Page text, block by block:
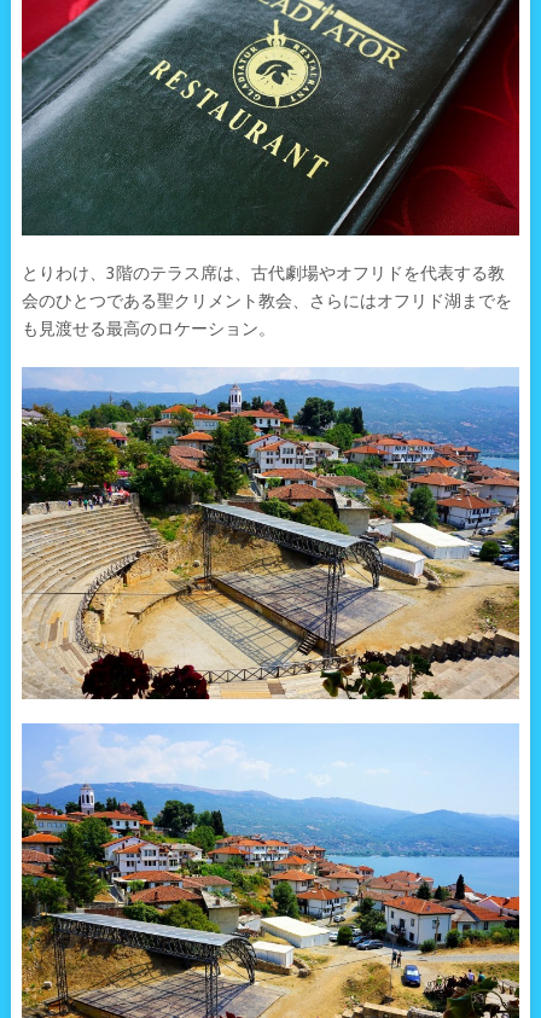
とりわけ、3階のテラス席は、古代劇場やオフリドを代表する教
会のひとつである聖クリメント教会、さらにはオフリド湖までを
も見渡せる最高のロケーション。